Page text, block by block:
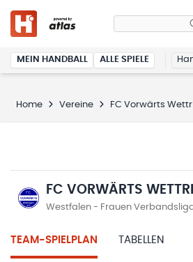
MEIN HANDBALL ALLE SPIELE
Home Vereine FC Vorwärts
FC VORWÄRTS
Westfalen - Frauen
TEAM-SPIELPLAN TABELLEN